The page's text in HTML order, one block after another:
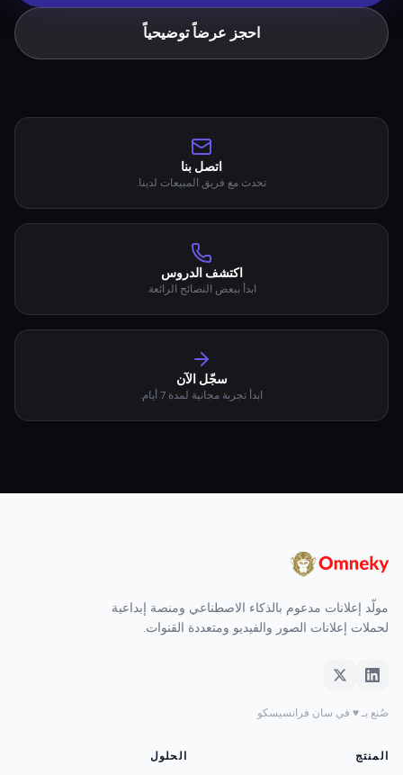
تحدث مع فريق المبيعات لدينا.
ابدأ ببعض النصائح الرائعة.
مولّد إعلانات مدعوم بالذكاء الاصطناعي ومنصة إبداعية